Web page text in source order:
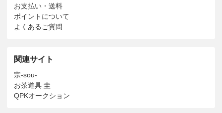
お支払い・送料
ポイントについて
よくあるご質問
関連サイト
宗-sou-
お茶道具 圭
QPKオークション